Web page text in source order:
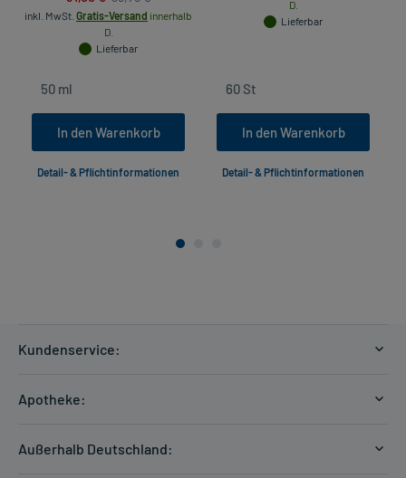
inkl. MwSt. Gratis-Versand innerhalb
D.
Lieferbar
In den Warenkorb
Detail- & Pflichtinformationen
D.
Lieferbar
In den Warenkorb
Detail- & Pflichtinformationen
Kundenservice:
Apotheke:
Außerhalb Deutschland: